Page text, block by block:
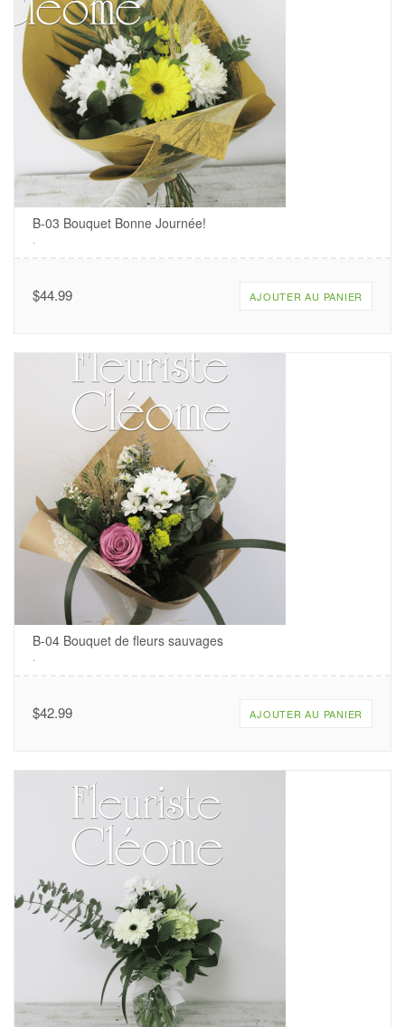
B-03 Bouquet Bonne Journée!
$44.99 AJOUTER AU PANIER
B-04 Bouquet de fleurs sauvages
$42.99 AJOUTER AU PANIER